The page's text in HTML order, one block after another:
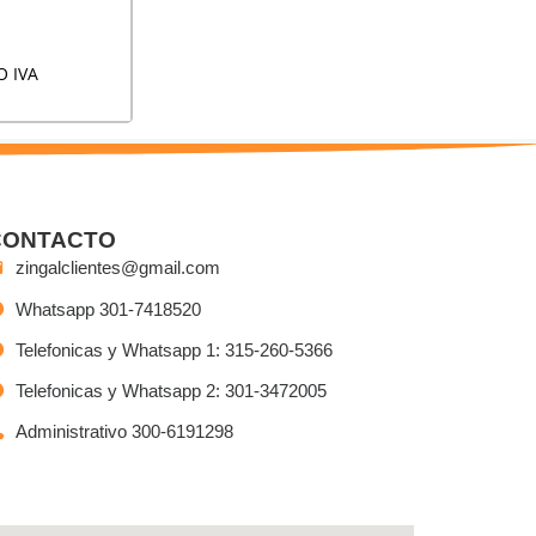
IVA
zingalclientes@gmail.com
Whatsapp 301-7418520
Telefonicas y Whatsapp 1: 315-260-5366
Telefonicas y Whatsapp 2: 301-3472005
Administrativo 300-6191298